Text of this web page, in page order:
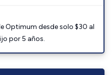
Optimum desde solo $30 al
por 5 años.